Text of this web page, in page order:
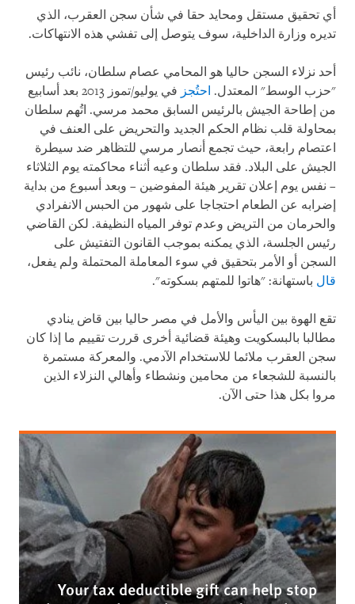
أي تحقيق مستقل ومحايد حقا في شأن سجن العقرب، الذي
تديره وزارة الداخلية، سوف يتوصل إلى تفشي هذه الانتهاكات.
أحد نزلاء السجن حاليا هو المحامي عصام سلطان، نائب رئيس
"حزب الوسط" المعتدل. احتُجز
في يوليو/تموز 2013 بعد أسابيع
من إطاحة الجيش بالرئيس السابق محمد مرسي. اتُهم سلطان
بمحاولة قلب نظام الحكم الجديد والتحريض على العنف في
اعتصام رابعة، حيث تجمع أنصار مرسي للتظاهر ضد سيطرة
الجيش على البلاد. فقد سلطان وعيه أثناء محاكمته يوم الثلاثاء
– نفس يوم إعلان تقرير هيئة المفوضين – وبعد أسبوع من بداية
إضرابه عن الطعام احتجاجا على شهور من الحبس الانفرادي
والحرمان من التريض وعدم توفر المياه النظيفة. لكن القاضي
رئيس الجلسة، الذي يمكنه بموجب القانون التفتيش على
السجن أو الأمر بتحقيق في سوء المعاملة المحتملة ولم يفعل،
قال باستهانة: "هاتوا للمتهم بسكوته".
تقع الهوة بين اليأس والأمل في مصر حاليا بين قاض ينادي
مطالبا بالبسكويت وهيئة قضائية أخرى قررت تقييم ما إذا كان
سجن العقرب ملائما للاستخدام الآدمي. والمعركة مستمرة
بالنسبة للشجعاء من محامين ونشطاء وأهالي النزلاء الذين
مروا بكل هذا حتى الآن.
Your tax deductible gift can help stop